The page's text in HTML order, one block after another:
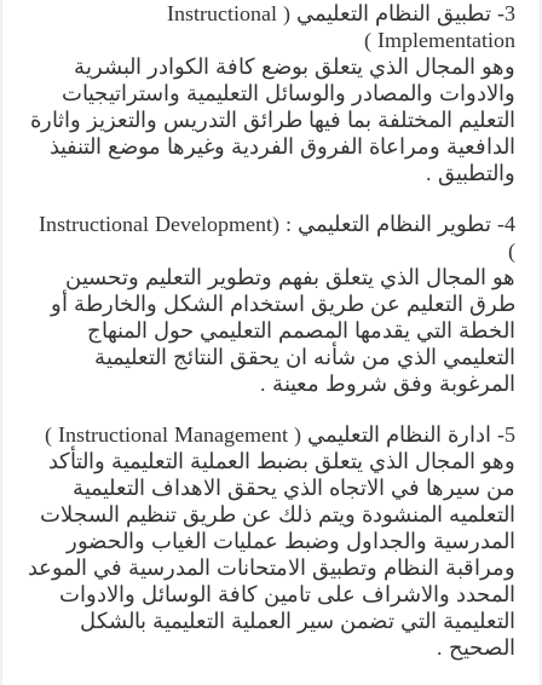
3- تطبيق النظام التعليمي ( Instructional
Implementation )
وهو المجال الذي يتعلق بوضع كافة الكوادر البشرية
والادوات والمصادر والوسائل التعليمية واستراتيجيات
التعليم المختلفة بما فيها طرائق التدريس والتعزيز واثارة
الدافعية ومراعاة الفروق الفردية وغيرها موضع التنفيذ
والتطبيق .
4- تطوير النظام التعليمي : (Instructional Development
)
هو المجال الذي يتعلق بفهم وتطوير التعليم وتحسين
طرق التعليم عن طريق استخدام الشكل والخارطة أو
الخطة التي يقدمها المصمم التعليمي حول المنهاج
التعليمي الذي من شأنه ان يحقق النتائج التعليمية
المرغوبة وفق شروط معينة .
5- ادارة النظام التعليمي ( Instructional Management )
وهو المجال الذي يتعلق بضبط العملية التعليمية والتأكد
من سيرها في الاتجاه الذي يحقق الاهداف التعليمية
التعلميه المنشودة ويتم ذلك عن طريق تنظيم السجلات
المدرسية والجداول وضبط عمليات الغياب والحضور
ومراقبة النظام وتطبيق الامتحانات المدرسية في الموعد
المحدد والاشراف على تامين كافة الوسائل والادوات
التعليمية التي تضمن سير العملية التعليمية بالشكل
الصحيح .